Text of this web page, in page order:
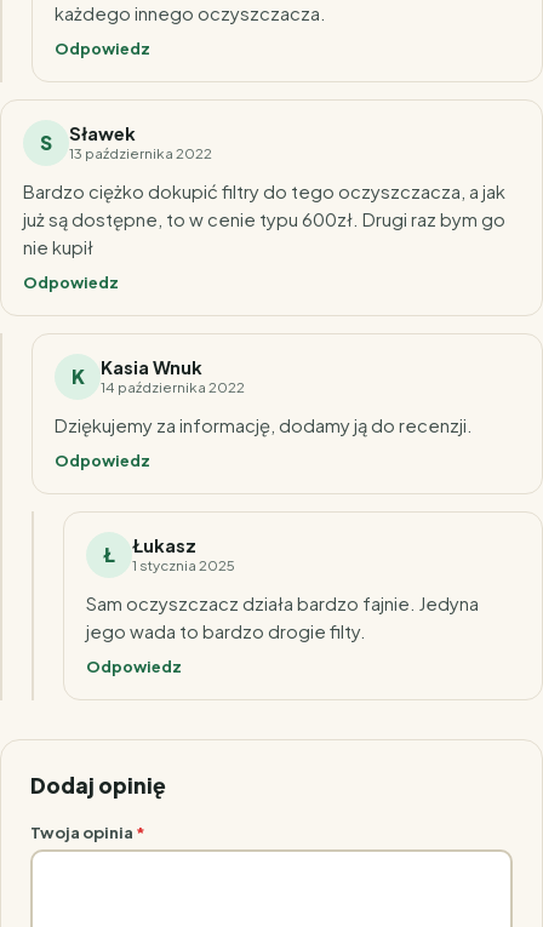
każdego innego oczyszczacza.
Odpowiedz
S Sławek
13 października 2022
Bardzo ciężko dokupić filtry do tego oczyszczacza, a jak
już są dostępne, to w cenie typu 600zł. Drugi raz bym go
nie kupił
Odpowiedz
K Kasia Wnuk
14 października 2022
Dziękujemy za informację, dodamy ją do recenzji.
Odpowiedz
Ł Łukasz
1 stycznia 2025
Sam oczyszczacz działa bardzo fajnie. Jedyna
jego wada to bardzo drogie filty.
Odpowiedz
Dodaj opinię
Twoja opinia *